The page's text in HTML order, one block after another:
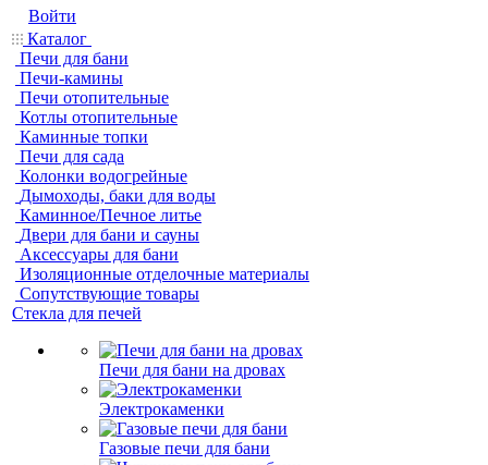
Войти
Каталог
Печи для бани
Печи-камины
Печи отопительные
Котлы отопительные
Каминные топки
Печи для сада
Колонки водогрейные
Дымоходы, баки для воды
Каминное/Печное литье
Двери для бани и сауны
Аксессуары для бани
Изоляционные отделочные материалы
Сопутствующие товары
Стекла для печей
Печи для бани на дровах
Электрокаменки
Газовые печи для бани